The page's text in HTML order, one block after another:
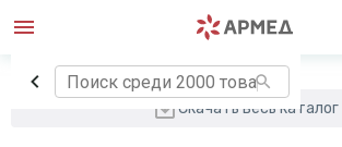
Скачать весь каталог